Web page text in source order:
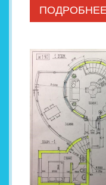
ПОДРОБНЕЕ